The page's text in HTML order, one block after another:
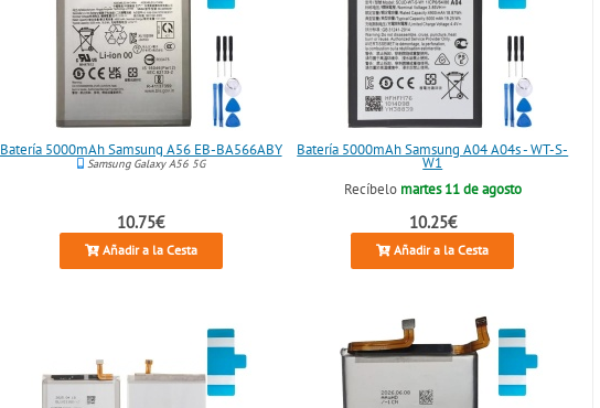
Batería 5000mAh Samsung A56 EB-BA566ABY
Samsung Galaxy A56 5G
10.75€
Añadir a la Cesta
Batería 5000mAh Samsung A04 A04s - WT-S-
W1
Recíbelo martes 11 de agosto
10.25€
Añadir a la Cesta